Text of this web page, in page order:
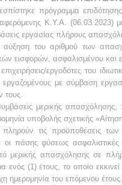
πρόγραμμα
Κ.Υ.Α. (06.03.2023)
εργασίας πλήρους
αύξηση του αριθμού των
εισφορών, ασφαλισμένου και
εργοδότες του
με σύμβαση
μερικής
υποβολής σχετικής
πληρούν τις προϋποθέσεις
οι πάσης φύσεως
μερικής απασχόλησης σε
ενός (1) έτους, το οποίο
ημερομηνία του επόμενου έτους.